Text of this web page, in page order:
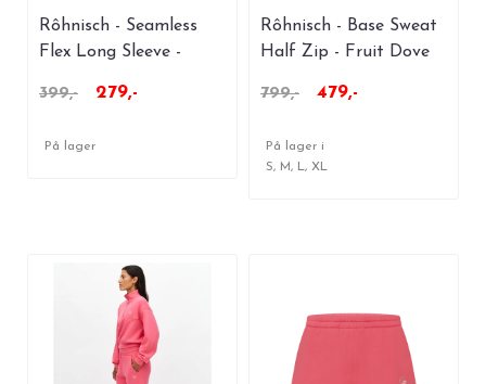
Rôhnisch - Seamless
Flex Long Sleeve -
399,-
279,-
På lager
Rôhnisch - Base Sweat
Half Zip - Fruit Dove
799,- 479,-
På lager i
S, M, L, XL